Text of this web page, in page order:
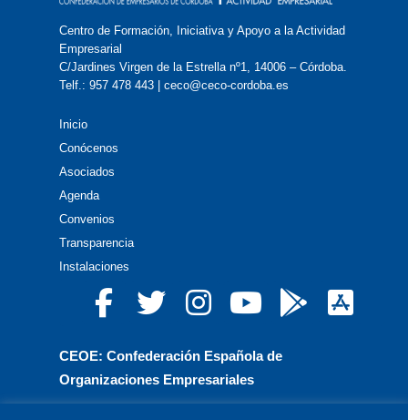
Centro de Formación, Iniciativa y Apoyo a la Actividad
Empresarial
C/Jardines Virgen de la Estrella nº1, 14006 – Córdoba.
Telf.: 957 478 443 | ceco@ceco-cordoba.es
Inicio
Conócenos
Asociados
Agenda
Convenios
Transparencia
Instalaciones
CEOE: Confederación Española de
Organizaciones Empresariales